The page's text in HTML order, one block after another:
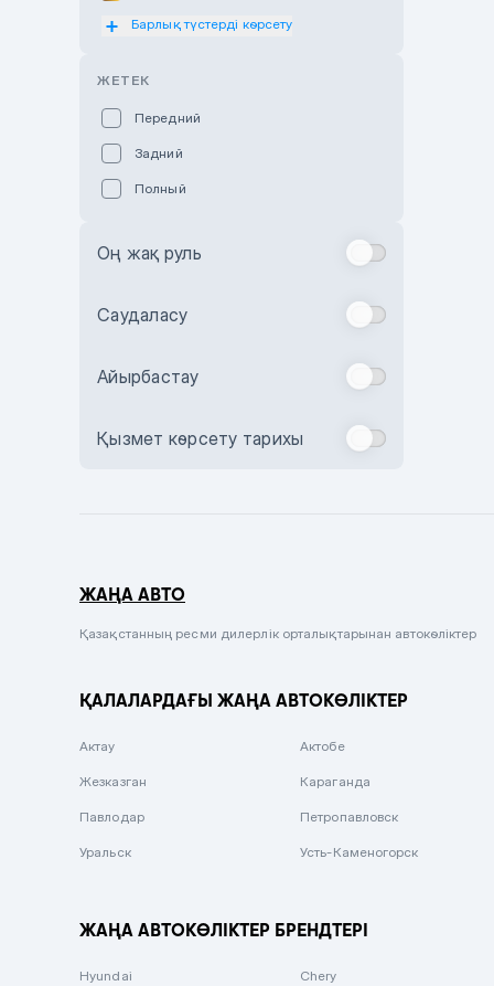
Оранжевый
Зеленый
Бежевый
Комбинированный
Сиреневый металлик
Вишневый
Барлық түстерді көрсету
ЖЕТЕК
Передний
Задний
Полный
Оң жақ руль
Саудаласу
Айырбастау
Қызмет көрсету тарихы
ЖАҢА АВТО
Қазақстанның ресми дилерлік орталықтарынан автокөліктер
ҚАЛАЛАРДАҒЫ ЖАҢА АВТОКӨЛІКТЕР
Актау Актобе
Жезказган Караганда
Павлодар Петропавловск
Уральск Усть-Каменогорск
ЖАҢА АВТОКӨЛІКТЕР БРЕНДТЕРІ
Hyundai Chery